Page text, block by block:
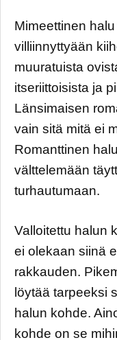
Mimeettinen
villiinnyttyään
muuratuista
itseriittoisista ja
Länsimaisen
vain sitä mitä ei
Romanttinen
välttelemään
turhautumaan.
Valloitettu halun
ei olekaan siinä
rakkauden.
löytää tarpeeksi
halun kohde.
kohde on se